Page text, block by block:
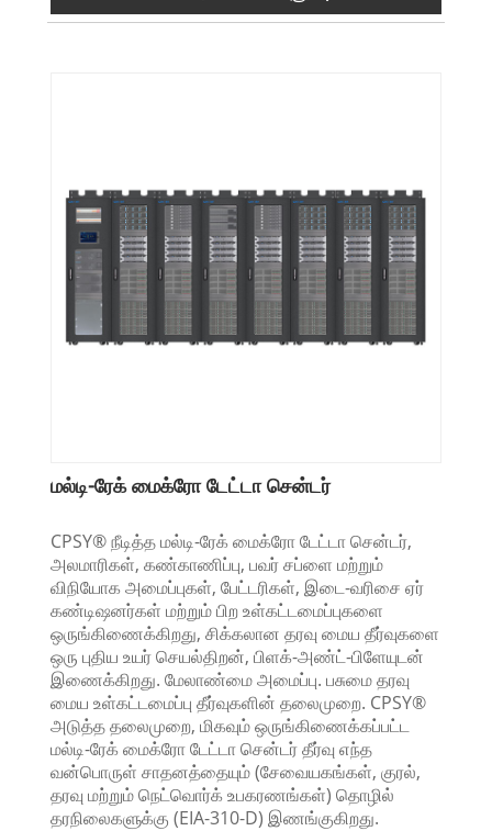
மல்டி-ரேக் மைக்ரோ டேட்டா சென்டர்
CPSY® நீடித்த மல்டி-ரேக் மைக்ரோ டேட்டா சென்டர்,
அலமாரிகள், கண்காணிப்பு, பவர் சப்ளை மற்றும்
விநியோக அமைப்புகள், பேட்டரிகள், இடை-வரிசை ஏர்
கண்டிஷனர்கள் மற்றும் பிற உள்கட்டமைப்புகளை
ஒருங்கிணைக்கிறது, சிக்கலான தரவு மைய தீர்வுகளை
ஒரு புதிய உயர் செயல்திறன், பிளக்-அண்ட்-பிளேயுடன்
இணைக்கிறது. மேலாண்மை அமைப்பு. பசுமை தரவு
மைய உள்கட்டமைப்பு தீர்வுகளின் தலைமுறை. CPSY®
அடுத்த தலைமுறை, மிகவும் ஒருங்கிணைக்கப்பட்ட
மல்டி-ரேக் மைக்ரோ டேட்டா சென்டர் தீர்வு எந்த
வன்பொருள் சாதனத்தையும் (சேவையகங்கள், குரல்,
தரவு மற்றும் நெட்வொர்க் உபகரணங்கள்) தொழில்
தரநிலைகளுக்கு (EIA-310-D) இணங்குகிறது.